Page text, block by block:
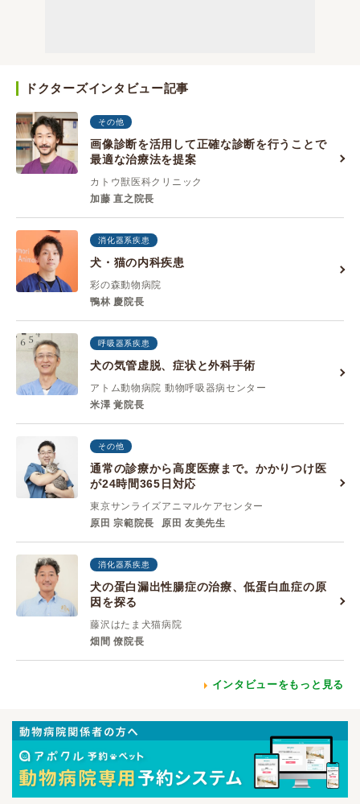
ドクターズインタビュー記事
その他
画像診断を活用して正確な診断を行うことで
最適な治療法を提案
カトウ獣医科クリニック
加藤 直之院長
消化器系疾患
犬・猫の内科疾患
彩の森動物病院
鴨林 慶院長
呼吸器系疾患
犬の気管虚脱、症状と外科手術
アトム動物病院 動物呼吸器病センター
米澤 覚院長
その他
通常の診療から高度医療まで。かかりつけ医
が24時間365日対応
東京サンライズアニマルケアセンター
原田 宗範院長
原田 友美先生
消化器系疾患
犬の蛋白漏出性腸症の治療、低蛋白血症の原
因を探る
藤沢はたま犬猫病院
畑間 僚院長
インタビューをもっと見る